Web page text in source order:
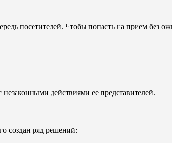
посетителей. Чтобы попасть на прием без
действиями ее представителей.
создан ряд решений: